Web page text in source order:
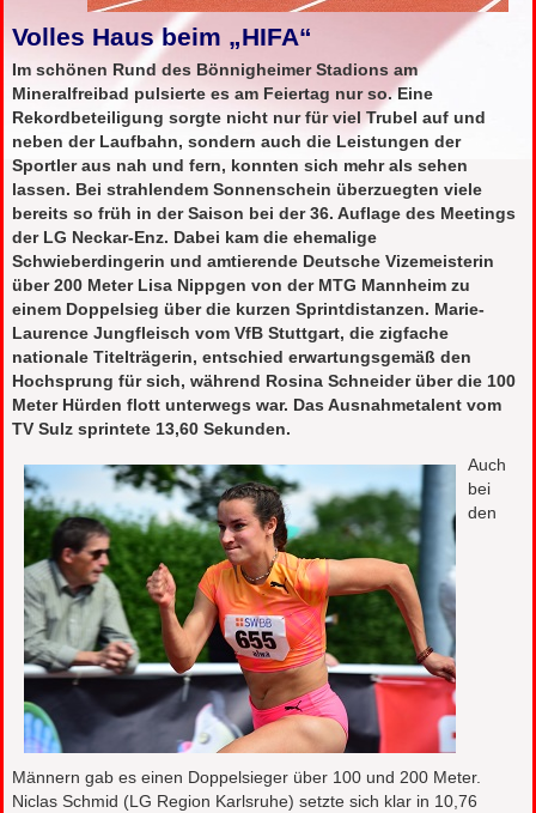
Volles Haus beim „HIFA“
Im schönen Rund des Bönnigheimer Stadions am
Mineralfreibad pulsierte es am Feiertag nur so. Eine
Rekordbeteiligung sorgte nicht nur für viel Trubel auf und
neben der Laufbahn, sondern auch die Leistungen der
Sportler aus nah und fern, konnten sich mehr als sehen
lassen. Bei strahlendem Sonnenschein überzuegten viele
bereits so früh in der Saison bei der 36. Auflage des Meetings
der LG Neckar-Enz. Dabei kam die ehemalige
Schwieberdingerin und amtierende Deutsche Vizemeisterin
über 200 Meter Lisa Nippgen von der MTG Mannheim zu
einem Doppelsieg über die kurzen Sprintdistanzen. Marie-
Laurence Jungfleisch vom VfB Stuttgart, die zigfache
nationale Titelträgerin, entschied erwartungsgemäß den
Hochsprung für sich, während Rosina Schneider über die 100
Meter Hürden flott unterwegs war. Das Ausnahmetalent vom
TV Sulz sprintete 13,60 Sekunden.
Auch
bei
den
Männern gab es einen Doppelsieger über 100 und 200 Meter.
Niclas Schmid (LG Region Karlsruhe) setzte sich klar in 10,76